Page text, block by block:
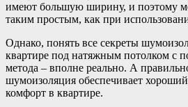
имеют большую ширину, и поэтому
таким простым, как при
Однако, понять все секреты
квартире под натяжным потолком с
метода – вполне реально. А
шумоизоляция обеспечивает
комфорт в квартире.